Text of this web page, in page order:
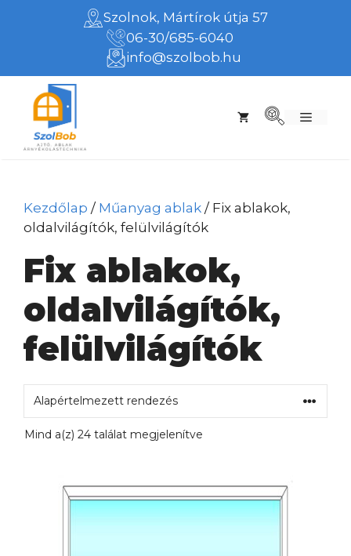
Szolnok, Mártírok útja 57
06-30/685-6040
info@szolbob.hu
Menü
Kezdőlap / Műanyag ablak / Fix ablakok,
oldalvilágítók, felülvilágítók
Fix ablakok,
oldalvilágítók,
felülvilágítók
Mind a(z) 24 találat megjelenítve